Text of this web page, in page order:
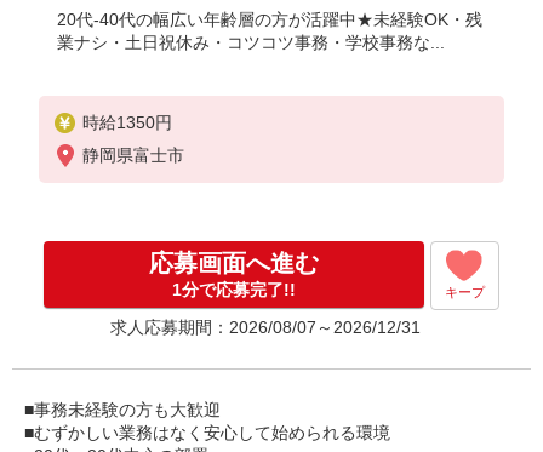
20代-40代の幅広い年齢層の方が活躍中★未経験OK・残
業ナシ・土日祝休み・コツコツ事務・学校事務な...
時給1350円
静岡県富士市
応募画面へ進む
1分で応募完了!! キープ
求人応募期間：2026/08/07～2026/12/31
■事務未経験の方も大歓迎
■むずかしい業務はなく安心して始められる環境